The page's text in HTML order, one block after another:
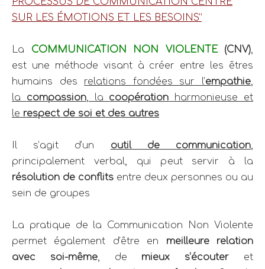
SUR LES ÉMOTIONS ET LES BESOINS”
La COMMUNICATION NON VIOLENTE (CNV),
est une méthode visant à créer entre les êtres
humains des relations fondées sur l’empathie,
la compassion, la coopération harmonieuse et
le respect de soi et des autres
Il s’agit d’un outil de communication,
principalement verbal, qui peut servir à la
résolution de conflits entre deux personnes ou au
sein de groupes
La pratique de la Communication Non Violente
permet également d’être en meilleure relation
avec soi-même, de mieux s’écouter et